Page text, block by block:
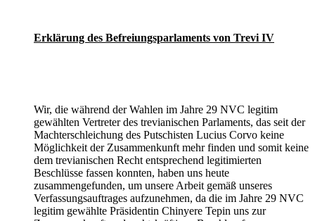
Erklärung des Befreiungsparlaments von Trevi IV
Wir, die während der Wahlen im Jahre 29 NVC legitim
gewählten Vertreter des trevianischen Parlaments, das seit der
Machterschleichung des Putschisten Lucius Corvo keine
Möglichkeit der Zusammenkunft mehr finden und somit keine
dem trevianischen Recht entsprechend legitimierten
Beschlüsse fassen konnten, haben uns heute
zusammengefunden, um unsere Arbeit gemäß unseres
Verfassungsauftrages aufzunehmen, da die im Jahre 29 NVC
legitim gewählte Präsidentin Chinyere Tepin uns zur